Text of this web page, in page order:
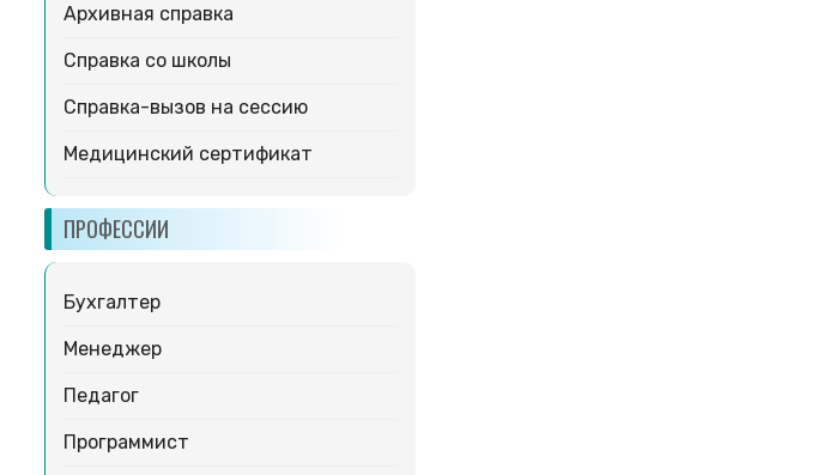
Архивная справка
Справка со школы
Справка-вызов на сессию
Медицинский сертификат
ПРОФЕССИИ
Бухгалтер
Менеджер
Педагог
Программист